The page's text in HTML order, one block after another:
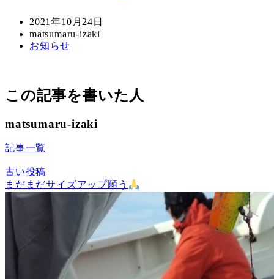
投
稿
日
2021年10月24日
著
者
matsumaru-izaki
カ
ー
お知らせ
この記事を書いた人
matsumaru-izaki
記事一覧
古い投稿
まだまだサイズアップ願う